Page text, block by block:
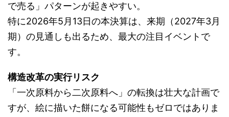
で売る」パターンが起きやすい。
特に2026年5月13日の本決算は、来期（2027年3月
期）の見通しも出るため、最大の注目イベントで
す。
構造改革の実行リスク
「一次原料から二次原料へ」の転換は壮大な計画で
すが、絵に描いた餅になる可能性もゼロではありま